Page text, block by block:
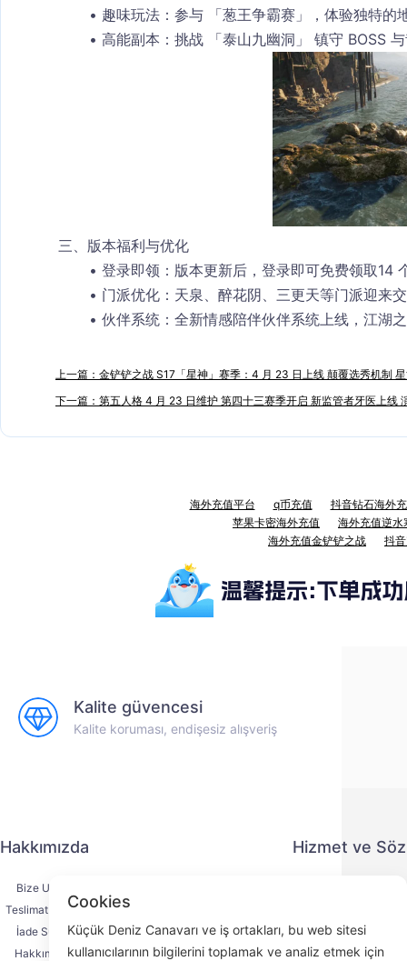
趣味玩法：参与 「葱王争霸赛」，体验独特的
高能副本 ：挑战 「泰山九幽洞」 镇守 BOSS
三、版本福利与优化
登录即领 ：版本更新后，登录即可免费领取14
门派优化：天泉、醉花阴、三更天等门派迎来
伙伴系统：全新情感陪伴伙伴系统上线，江湖
上一篇：金铲铲之战 S17「星神」赛季：4 月 23 日上线 颠覆选秀机制
下一篇：第五人格 4 月 23 日维护 第四十三赛季开启 新监管者牙医上线
海外充值平台 q币充值
抖音钻石海外
苹果卡密海外充值
海外充值逆水
海外充值金铲铲之战
抖
Kalite güvencesi
Kalite koruması, endişesiz alışveriş
Hakkımızda
Bize Ulaşın
Teslimat Süreci
İade Süreci
Hakkımızda
Hizmet ve
Hizmet
KYC
Cookies
Küçük Deniz Canavarı ve iş ortakları, bu web sitesi
kullanıcılarının bilgilerini toplamak ve analiz etmek için